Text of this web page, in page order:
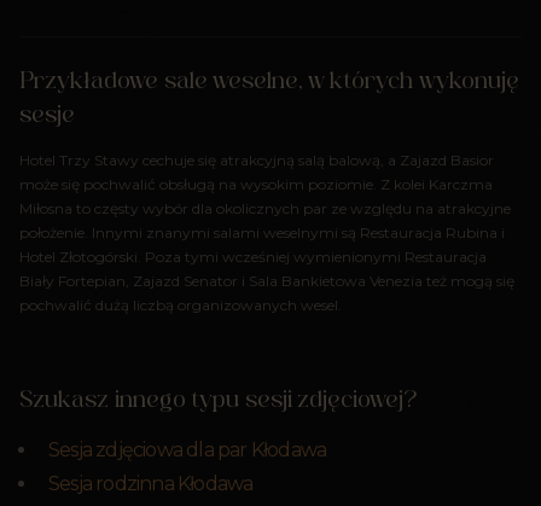
Przykładowe sale weselne, w których wykonuję
sesje
Hotel Trzy Stawy cechuje się atrakcyjną salą balową, a Zajazd Basior
może się pochwalić obsługą na wysokim poziomie. Z kolei Karczma
Miłosna to częsty wybór dla okolicznych par ze względu na atrakcyjne
położenie. Innymi znanymi salami weselnymi są Restauracja Rubina i
Hotel Złotogórski. Poza tymi wcześniej wymienionymi Restauracja
Biały Fortepian, Zajazd Senator i Sala Bankietowa Venezia też mogą się
pochwalić dużą liczbą organizowanych wesel.
Szukasz innego typu sesji zdjęciowej?
Sesja zdjęciowa dla par Kłodawa
Sesja rodzinna Kłodawa